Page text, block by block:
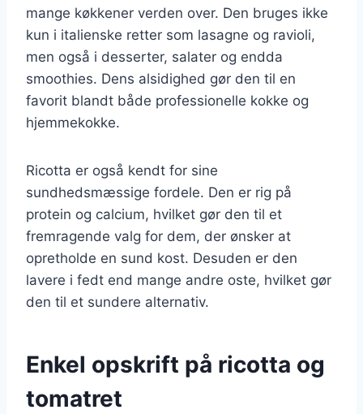
mange køkkener verden over. Den bruges ikke
kun i italienske retter som lasagne og ravioli,
men også i desserter, salater og endda
smoothies. Dens alsidighed gør den til en
favorit blandt både professionelle kokke og
hjemmekokke.
Ricotta er også kendt for sine
sundhedsmæssige fordele. Den er rig på
protein og calcium, hvilket gør den til et
fremragende valg for dem, der ønsker at
opretholde en sund kost. Desuden er den
lavere i fedt end mange andre oste, hvilket gør
den til et sundere alternativ.
Enkel opskrift på ricotta og
tomatret